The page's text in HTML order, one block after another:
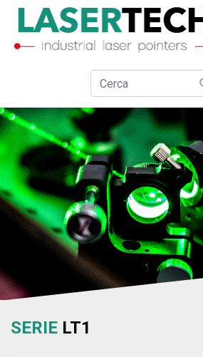
SERIE LT1